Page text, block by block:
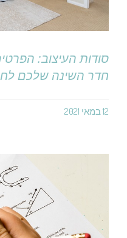
סודות העיצוב:
חדר השינה שלכם